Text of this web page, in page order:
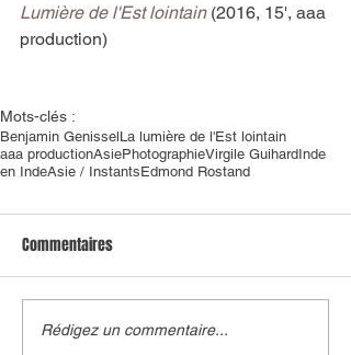
Lumière de l'Est lointain (2016, 15', aaa
production)
Mots-clés :
Benjamin GenisselLa lumière de l'Est lointain
aaa productionAsiePhotographieVirgile GuihardInde
en IndeAsie / InstantsEdmond Rostand
Commentaires
Rédigez un commentaire...